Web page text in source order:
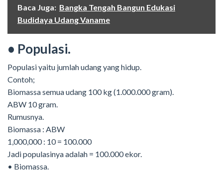
Baca Juga: Bangka Tengah Bangun Edukasi
Budidaya Udang Vaname
• Populasi.
Populasi yaitu jumlah udang yang hidup.
Contoh;
Biomassa semua udang 100 kg (1.000.000 gram).
ABW 10 gram.
Rumusnya.
Biomassa : ABW
1,000,000 : 10 = 100.000
Jadi populasinya adalah = 100.000 ekor.
• Biomassa.